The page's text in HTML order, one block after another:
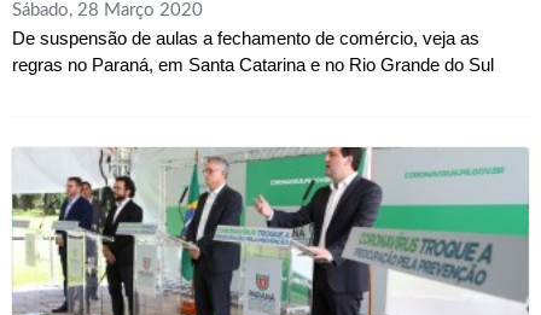
Sábado, 28 Março 2020
De suspensão de aulas a fechamento de comércio, veja as
regras no Paraná, em Santa Catarina e no Rio Grande do Sul